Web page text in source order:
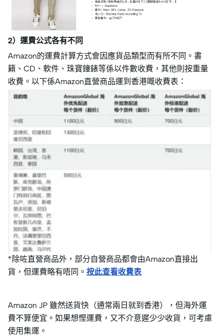
2）運費公式各有不同
Amazon的運費計算方式會因應貨品類型而有所不同。書
籍、CD、軟件、珠寶鐘錶等係以件數收費，其他則按重量
收費。以下係Amazon直營商品運到香港嘅收費表：
*除咗直營商品外，部分自營商品都會由Amazon直接出
貨，但運費略有唔同。 按此查看收費表
Amazon JP 雖然送貨快（通常兩日就到香港），但海外運
費不算便宜。如果想慳運費，又不介意遲少少收貨，可考慮
使用集運。